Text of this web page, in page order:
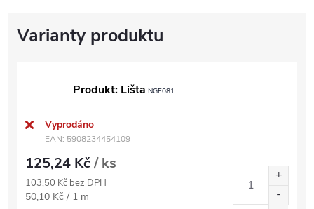
Produkt: Lišta NGF081
Vyprodáno
EAN: 5908234454109
125,24 Kč/ ks
103,50 Kč bez DPH
Měrná cena:
50,10 Kč / 1 m